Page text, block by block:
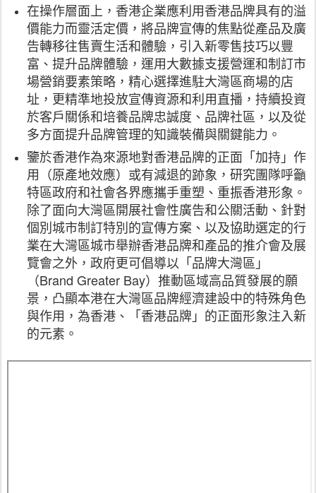
在操作層面上，香港企業應利用香港品牌具有的溢
價能力而靈活定價，將品牌宣傳的焦點從產品及廣
告轉移往售賣生活和體驗，引入新零售技巧以豐
富、提升品牌體驗，運用大數據支援營運和制訂市
場營銷要素策略，精心選擇進駐大灣區商場的店
址，更精準地投放宣傳資源和利用直播，持續投資
於客戶關係和培養品牌忠誠度、品牌社區，以及從
多方面提升品牌管理的知識裝備與關鍵能力。
鑒於香港作為來源地對香港品牌的正面「加持」作
用（原產地效應）或有減退的跡象，研究團隊呼籲
特區政府和社會各界應攜手重塑、重振香港形象。
除了面向大灣區開展社會性廣告和公關活動、針對
個別城市制訂特別的宣傳方案、以及協助選定的行
業在大灣區城市舉辦香港品牌和產品的推介會及展
覽會之外，政府更可倡導以「品牌大灣區」
（Brand Greater Bay）推動區域高品質發展的願
景，凸顯本港在大灣區品牌經濟建設中的特殊角色
與作用，為香港、「香港品牌」的正面形象注入新
的元素。